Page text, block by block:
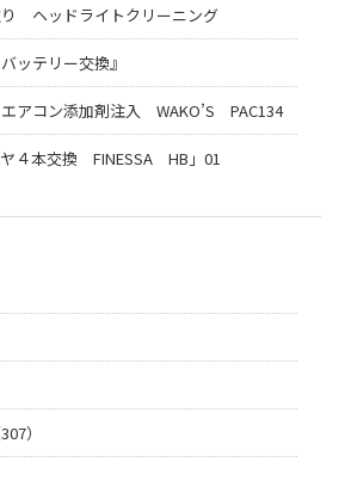
ヘッドライトクリーニング
ッテリー交換』
コン添加剤注入 WAKO’S PAC134
４本交換 FINESSA HB」01
）